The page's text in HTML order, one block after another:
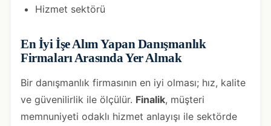
Hizmet sektörü
En İyi İşe Alım Yapan Danışmanlık
Firmaları Arasında Yer Almak
Bir danışmanlık firmasının en iyi olması; hız, kalite
ve güvenilirlik ile ölçülür. Finalik, müşteri
memnuniyeti odaklı hizmet anlayışı ile sektörde